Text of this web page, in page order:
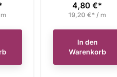
Preis
4,80 €*
19,20 €* / m
In den
Warenkorb